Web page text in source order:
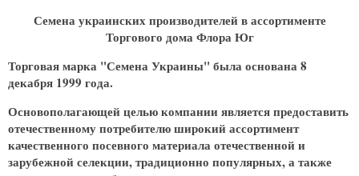
Семена украинских производителей в ассортименте
Торгового дома Флора Юг
Торговая марка "Семена Украины" была основана 8
декабря 1999 года.
Основополагающей целью компании является предоставить
отечественному потребителю широкий ассортимент
качественного посевного материала отечественной и
зарубежной селекции, традиционно популярных, а также